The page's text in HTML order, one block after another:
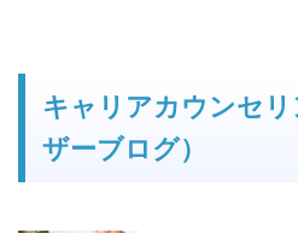
キャリアカウンセ
ザーブログ）